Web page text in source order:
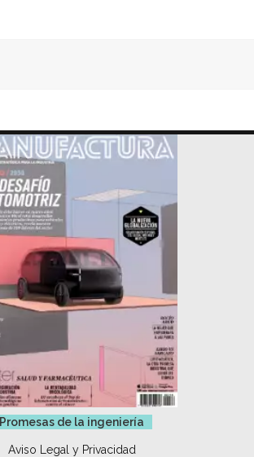
Promesas de la ingeniería
Aviso Legal y Privacidad